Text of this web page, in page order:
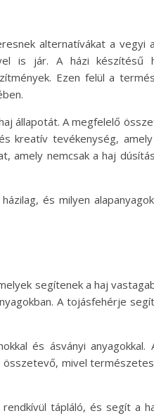
alternatívákat a vegyi
is jár. A házi készítésű
Ezen felül a
állapotát. A megfelelő
kreatív tevékenység,
nemcsak a haj
és milyen
segítenek a haj
A tojásfehérje
és ásványi
mivel
tápláló, és segít a